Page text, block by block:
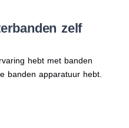
zelf
hebt met banden
banden apparatuur hebt.